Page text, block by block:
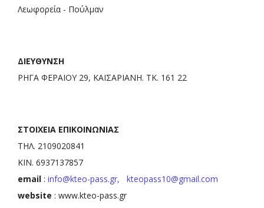
Λεωφορεία - Πούλμαν
ΔΙΕΥΘΥΝΣΗ
ΡΗΓΑ ΦΕΡΑΙΟΥ 29, ΚΑΙΣΑΡΙΑΝΗ. ΤΚ. 161 22
ΣΤΟΙΧΕΙΑ ΕΠΙΚΟΙΝΩΝΙΑΣ
ΤΗΛ. 2109020841
ΚΙΝ. 6937137857
email : info@kteo-pass.gr,
kteopass10@gmail.com
website : www.kteo-pass.gr